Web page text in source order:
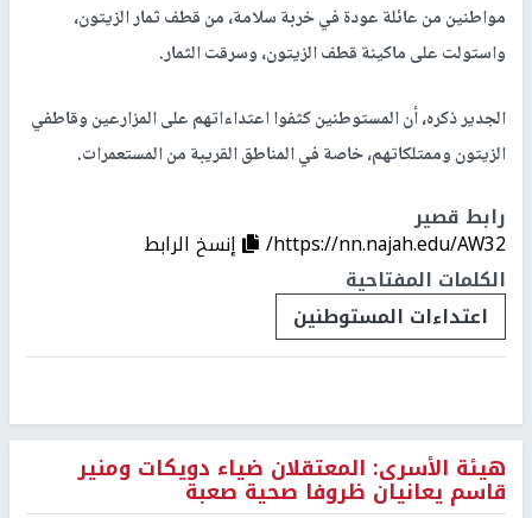
مواطنين من عائلة عودة في خربة سلامة، من قطف ثمار الزيتون،
واستولت على ماكينة قطف الزيتون، وسرقت الثمار.
الجدير ذكره، أن المستوطنين كثفوا اعتداءاتهم على المزارعين وقاطفي
الزيتون وممتلكاتهم، خاصة في المناطق القريبة من المستعمرات.
رابط قصير
https://nn.najah.edu/AW32/
إنسخ الرابط
الكلمات المفتاحية
اعتداءات المستوطنين
هيئة الأسرى: المعتقلان ضياء دويكات ومنير
قاسم يعانيان ظروفا صحية صعبة